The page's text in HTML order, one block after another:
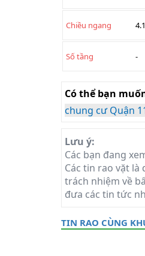
Chiều ngang
Số tầng -
Có thể bạn
chung cư Quận
Lưu ý:
Các bạn đang
Các tin rao vặt
trách nhiệm về
đưa các tin tức
TIN RAO CÙNG